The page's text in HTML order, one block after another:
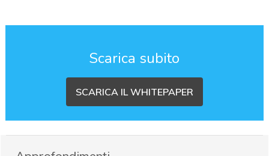
Scarica subito
SCARICA IL WHITEPAPER